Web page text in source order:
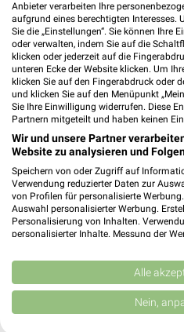
BAUHAUS Speyer
Iggelheimer Str 30
67346 Speyer
Heute 07:00 -
497,49 km •
Sonderpreis
Auestr. 15
67346 Speyer
Heute 08:00 -
496,44 km •
HORNBACH
Wieblinger Weg 94-
69123 Heidelberg
Anbieter verarbeiten Ihre
aufgrund eines berechtigten Interesses.
Sie die „Einstellungen“. Sie können Ihre
oder verwalten, indem Sie auf die
klicken oder jederzeit auf die
unteren Ecke der Website klicken. Um
klicken Sie auf den Fingerabdruck oder
und klicken Sie auf den Menüpunkt
Sie Ihre Einwilligung widerrufen. Diese
Partnern mitgeteilt und haben keinen
Wir und unsere Partner
Website zu analysieren und
Speichern von oder Zugriff auf
Verwendung reduzierter Daten zur
von Profilen für personalisierte
Auswahl personalisierter Werbung.
Personalisierung von Inhalten.
personalisierter Inhalte. Messung der
Kombinationen von Daten aus
Verbesserung der Angebote.
von Inhalten.
Daten können außerhalb der
USA gesendet werden.
Alle
Nein,